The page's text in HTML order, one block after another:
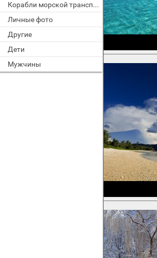
Корабли морской транспорт
Личные фото
Другие
Дети
Мужчины